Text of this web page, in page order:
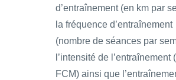
d’entraînement (en km par
la fréquence d’entraînement
(nombre de séances par
l’intensité de l’entraînement
FCM) ainsi que